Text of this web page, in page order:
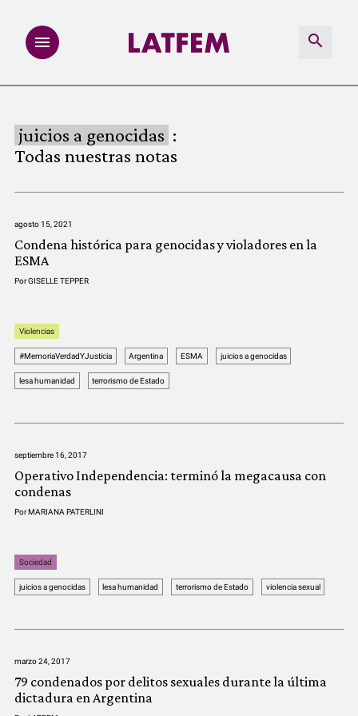
INVESTIGACIONES
MULTIMEDIA
LATFEMLAB.
PRODUCTOS
COMUNIDAD
juicios a genocidas :
Todas nuestras notas
agosto 15, 2021
Condena histórica para genocidas y violadores en la
ESMA
PorGISELLE TEPPER
Violencias
#MemoriaVerdadYJusticia Argentina ESMA juicios a genocidas
lesa humanidad terrorismo de Estado
septiembre 16, 2017
Operativo Independencia: terminó la megacausa con
condenas
PorMARIANA PATERLINI
Sociedad
juicios a genocidas lesa humanidad terrorismo de Estado violencia sexual
marzo 24, 2017
79 condenados por delitos sexuales durante la última
dictadura en Argentina